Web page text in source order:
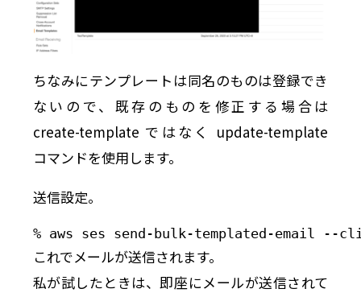
ちなみにテンプレートは同名のものは登録でき
ないので、既存のものを修正する場合は
create-template ではなく update-template
コマンドを使用します。
送信設定。
% aws ses send-bulk-templated-email
これでメールが送信されます。
私が試したときは、即座にメールが送信されて